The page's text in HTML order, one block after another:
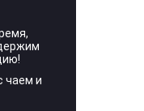
чаем и